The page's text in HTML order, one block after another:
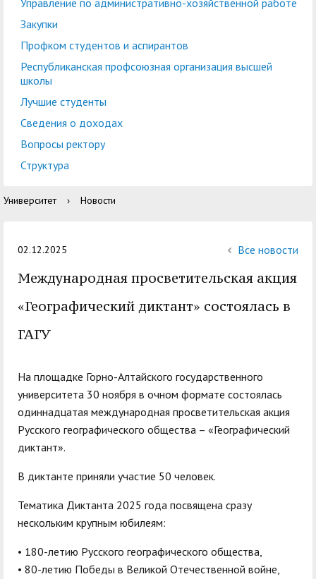
Международная
деятельность
Управление по
административно-
Закупки
Республиканская
организация высшей
Центр тестирования
иностранных граждан
по русскому языку
Центр развития
компетенций
Центр русского языка
обучающихся ГАГУ
Образовательный
модуль «Обучение
Информация о
Управление по административно-хозяйственной работе
Закупки
Профком студентов и аспирантов
Республиканская профсоюзная организация высшей
школы
Лучшие студенты
Сведения о доходах
Вопросы ректору
Структура
Университет › Новости
02.12.2025 Все новости
Международная просветительская акция
«Географический диктант» состоялась в
ГАГУ
На площадке Горно-Алтайского государственного
университета 30 ноября в очном формате состоялась
одиннадцатая международная просветительская акция
Русского географического общества – «Географический
диктант».
В диктанте приняли участие 50 человек.
Тематика Диктанта 2025 года посвящена сразу
нескольким крупным юбилеям:
• 180-летию Русского географического общества,
• 80-летию Победы в Великой Отечественной войне,